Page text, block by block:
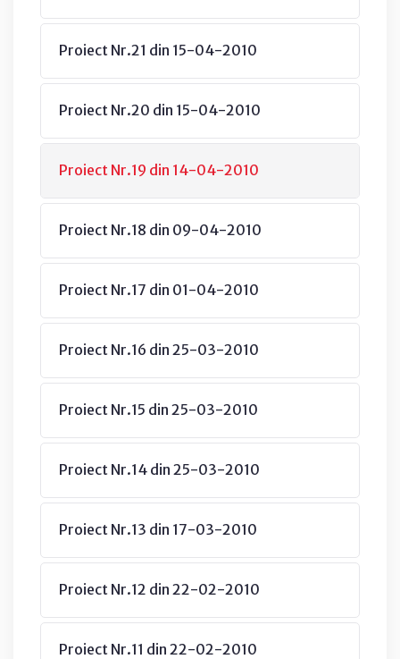
Proiect Nr.21 din 15-04-2010
Proiect Nr.20 din 15-04-2010
Proiect Nr.19 din 14-04-2010
Proiect Nr.18 din 09-04-2010
Proiect Nr.17 din 01-04-2010
Proiect Nr.16 din 25-03-2010
Proiect Nr.15 din 25-03-2010
Proiect Nr.14 din 25-03-2010
Proiect Nr.13 din 17-03-2010
Proiect Nr.12 din 22-02-2010
Proiect Nr.11 din 22-02-2010